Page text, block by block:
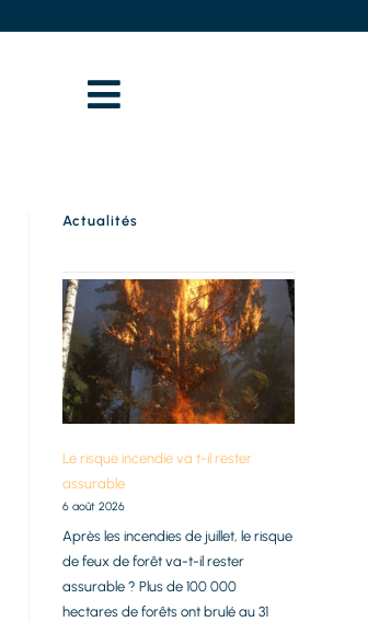
Actualités
Le risque incendie va t-il rester
assurable
6 août 2026
Après les incendies de juillet, le risque
de feux de forêt va-t-il rester
assurable ? Plus de 100 000
hectares de forêts ont brulé au 31